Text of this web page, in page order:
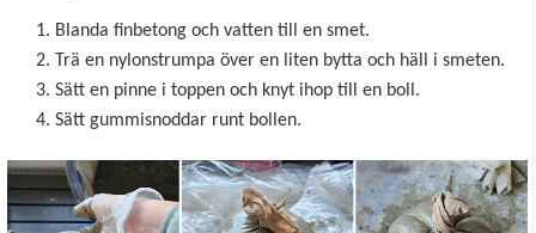
Blanda finbetong och vatten till en smet.
Trä en nylonstrumpa över en liten bytta och häll i smeten.
Sätt en pinne i toppen och knyt ihop till en boll.
Sätt gummisnoddar runt bollen.